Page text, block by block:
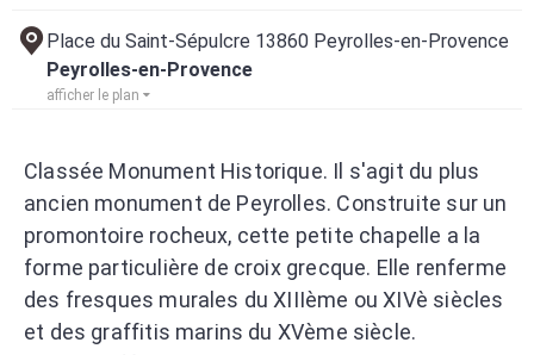
Place du Saint-Sépulcre 13860 Peyrolles-en-Provence
Peyrolles-en-Provence
afficher le plan
Classée Monument Historique. Il s'agit du plus
ancien monument de Peyrolles. Construite sur un
promontoire rocheux, cette petite chapelle a la
forme particulière de croix grecque. Elle renferme
des fresques murales du XIIIème ou XIVè siècles
et des graffitis marins du XVème siècle.